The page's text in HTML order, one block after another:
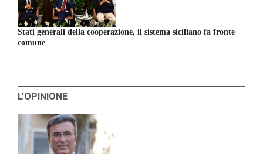
Stati generali della cooperazione, il sistema siciliano fa fronte
comune
L'OPINIONE